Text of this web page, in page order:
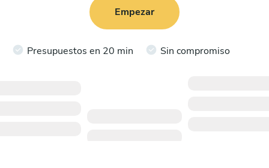
Empezar
Presupuestos en 20 min Sin compromiso